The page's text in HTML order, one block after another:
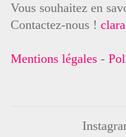
Vous souhaitez en
Contactez-nous !
Mentions légales -